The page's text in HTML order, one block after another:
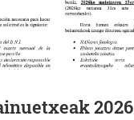
2026